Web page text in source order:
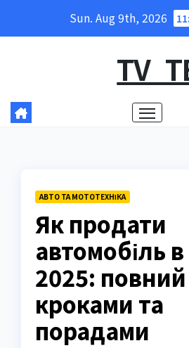
Sun. Aug 9th, 2026
АВТО ТА МОТОТЕХНІКА
Як продати
автомобіль в
2025: повний
кроками та
порадами